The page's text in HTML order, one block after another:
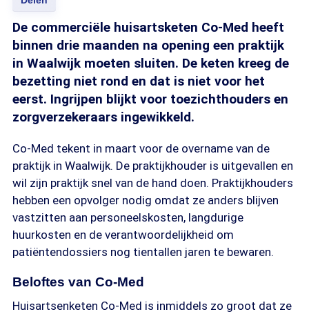
De commerciële huisartsketen Co-Med heeft
binnen drie maanden na opening een praktijk
in Waalwijk moeten sluiten. De keten kreeg de
bezetting niet rond en dat is niet voor het
eerst. Ingrijpen blijkt voor toezichthouders en
zorgverzekeraars ingewikkeld.
Co-Med tekent in maart voor de overname van de
praktijk in Waalwijk. De praktijkhouder is uitgevallen en
wil zijn praktijk snel van de hand doen. Praktijkhouders
hebben een opvolger nodig omdat ze anders blijven
vastzitten aan personeelskosten, langdurige
huurkosten en de verantwoordelijkheid om
patiëntendossiers nog tientallen jaren te bewaren.
Beloftes van Co-Med
Huisartsenketen Co-Med is inmiddels zo groot dat ze